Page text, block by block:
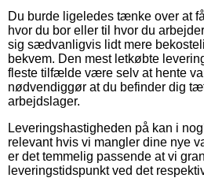
Du burde ligeledes tænke over at
hvor du bor eller til hvor du
sig sædvanligvis lidt mere
bekvem. Den mest letkøbte
fleste tilfælde være selv at hente
nødvendiggør at du befinder dig
arbejdslager.
Leveringshastigheden på kan i
relevant hvis vi mangler dine nye
er det temmelig passende at vi
leveringstidspunkt ved det